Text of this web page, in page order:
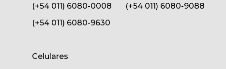
(+54 011) 6080-0008 (+54 011) 6080-9088
(+54 011) 6080-9630
Celulares